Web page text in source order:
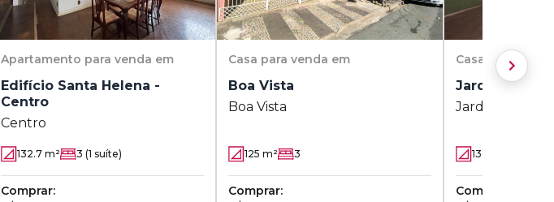
Apartamento para venda em
Edifício Santa Helena -
Centro
Centro
132.7 m² 3 (1 suíte)
Comprar:
Casa para venda em
Boa Vista
Boa Vista
125 m² 3
Comprar:
Casa para
Jardim Ouro
Jardim Ouro
130
Comprar: